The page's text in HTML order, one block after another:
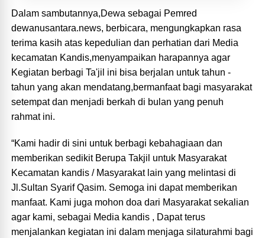
Dalam sambutannya,Dewa sebagai Pemred
dewanusantara.news, berbicara, mengungkapkan rasa
terima kasih atas kepedulian dan perhatian dari Media
kecamatan Kandis,menyampaikan harapannya agar
Kegiatan berbagi Ta'jil ini bisa berjalan untuk tahun -
tahun yang akan mendatang,bermanfaat bagi masyarakat
setempat dan menjadi berkah di bulan yang penuh
rahmat ini.
“Kami hadir di sini untuk berbagi kebahagiaan dan
memberikan sedikit Berupa Takjil untuk Masyarakat
Kecamatan kandis / Masyarakat lain yang melintasi di
Jl.Sultan Syarif Qasim. Semoga ini dapat memberikan
manfaat. Kami juga mohon doa dari Masyarakat sekalian
agar kami, sebagai Media kandis , Dapat terus
menjalankan kegiatan ini dalam menjaga silaturahmi bagi